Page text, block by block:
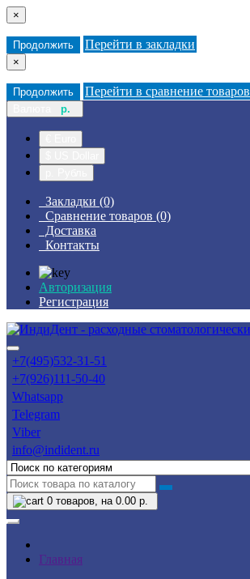
×
Продолжить Перейти в закладки
×
Продолжить Перейти в сравнение товаров
р.
Закладки (0)
Сравнение товаров (0)
Доставка
Контакты
Авторизация
Регистрация
+7(495)532-31-51
+7(926)111-50-40
Whatsapp
Telegram
Viber
info@indident.ru
0 товаров, на 0.00 р.
Главная